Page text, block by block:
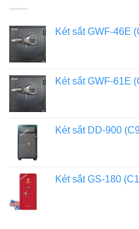
Két sắt GWF-46E
Két sắt GWF-61E
Két sắt DD-900
Két sắt GS-180